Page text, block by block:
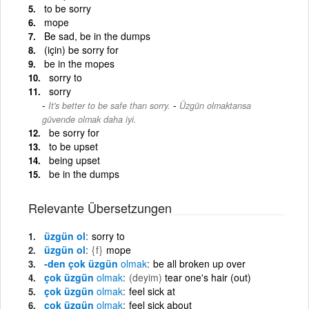
to be sorry
mope
Be sad, be in the dumps
(için) be sorry for
be in the mopes
sorry to
sorry
It's better to be safe than sorry. - Üzgün olmaktansa
güvende olmak daha iyi.
be sorry for
to be upset
being upset
be in the dumps
Relevante Übersetzungen
üzgün ol sorry to
üzgün ol {f} mope
-den çok üzgün olmak be all broken up over
çok üzgün olmak (deyim) tear one's hair (out)
çok üzgün olmak feel sick at
çok üzgün olmak feel sick about